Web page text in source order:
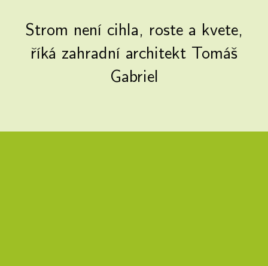
Strom není cihla, roste a kvete,
říká zahradní architekt Tomáš
Gabriel